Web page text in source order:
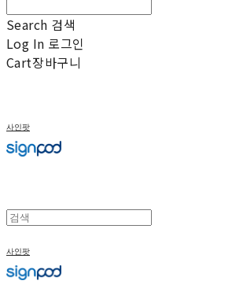
Search 검색
Log In 로그인
Cart장바구니
사인팟
사인팟